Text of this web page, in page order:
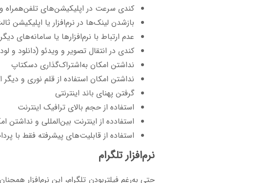
کندی سرعت در اپلیکیشن‌های تلفن‌همراه
بازشدن لینک‌ها در نرم‌افزار یا اپلیکیشن
عدم ارتباط با نرم‌افزارها یا سامانه‌های
کندی در انتقال تصویر و ویدئو (دانلود و
نداشتن امکان به‌اشتراک‌گذاری دسکتاپ
نداشتن امکان استفاده از قلم نوری و دیگر
گرفتن پهنای باند اینترنتی
استفاده از حجم بالای ترافیک اینترنت
استفادده از اینترنت بین‌المللی و نداشتن
استفاده از قابلیت‌های پیشرفته فقط با
نرم‌افزار تلگرام
حتی به‌رغم فیلتربودن تلگرام، این نرم‌افزار